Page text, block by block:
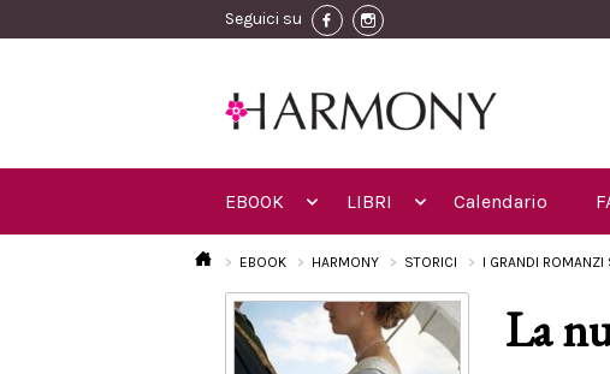
Seguici su
EBOOK LIBRI Calendario
EBOOK HARMONY STORICI I GRANDI ROMANZI
La